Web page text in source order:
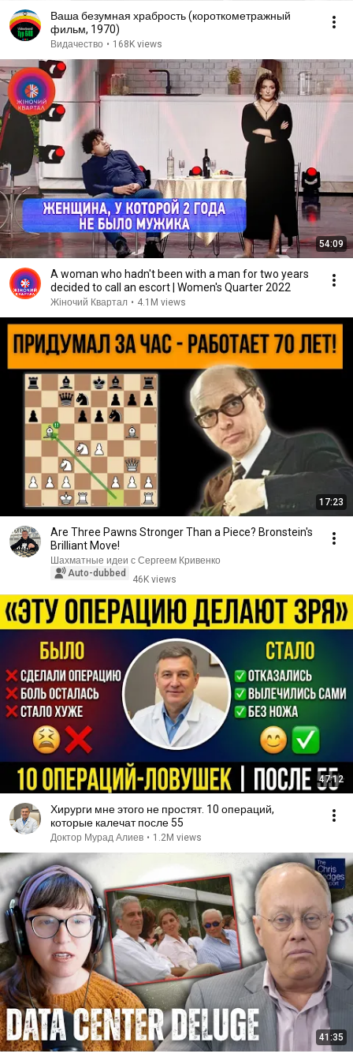
Ваша безумная храбрость (короткометражный
фильм, 1970)
Видачество • 168K views
54:09
A woman who hadn't been with a man for two years
decided to call an escort | Women's Quarter 2022
Жіночий Квартал • 4.1M views
17:23
Are Three Pawns Stronger Than a Piece? Bronstein's
Brilliant Move!
Шахматные идеи с Сергеем Кривенко
Auto-dubbed
46K views
47:12
Хирурги мне этого не простят. 10 операций,
которые калечат после 55
Доктор Мурад Алиев • 1.2M views
41:35